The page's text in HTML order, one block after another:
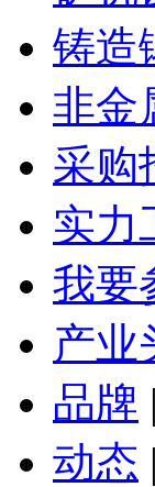
铸造
非金
采购
实力
我要
产业
品牌 |
动态 |